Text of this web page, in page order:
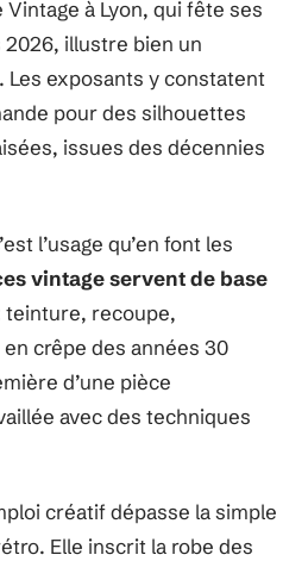
Vintage à Lyon, qui fête ses
2026, illustre bien un
Les exposants y constatent
pour des silhouettes
issues des décennies
l’usage qu’en font les
vintage servent de base
teinture, recoupe,
crêpe des années 30
d’une pièce
avec des techniques
créatif dépasse la simple
Elle inscrit la robe des